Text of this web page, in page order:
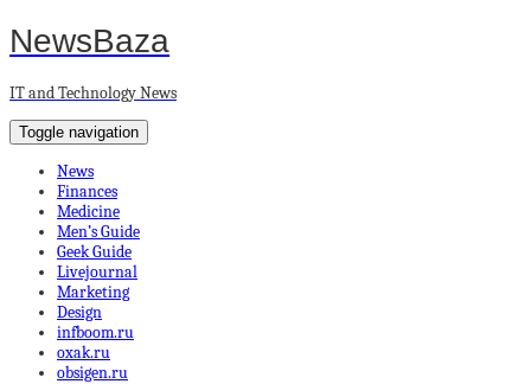
NewsBaza
IT and Technology News
Toggle navigation
News
Finances
Medicine
Men’s Guide
Geek Guide
Livejournal
Marketing
Design
infboom.ru
oxak.ru
obsigen.ru